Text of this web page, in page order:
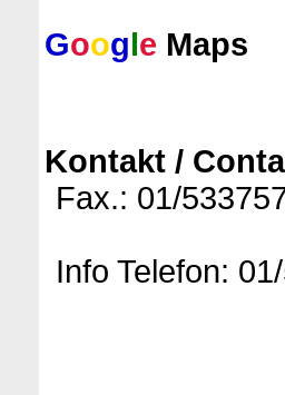
Google Maps
Kontakt /
Fax.: 01/
Info Telefon: